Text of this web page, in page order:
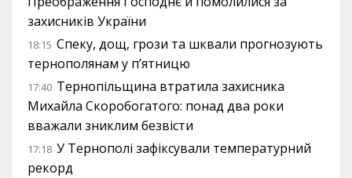
захисників України
18:15 Спеку, дощ, грози та шквали прогнозують
тернополянам у п’ятницю
17:40 Тернопільщина втратила захисника
Михайла Скоробогатого: понад два роки
вважали зниклим безвісти
17:18 У Тернополі зафіксували температурний
рекорд